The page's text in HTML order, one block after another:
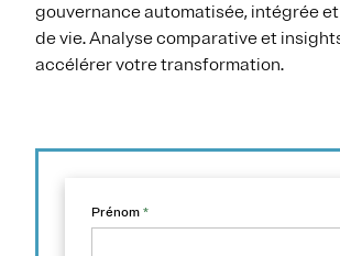
gouvernance automatisée, intégrée
de vie. Analyse comparative et
accélérer votre transformation.
Prénom *